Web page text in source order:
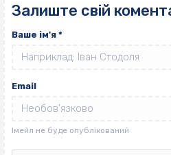
Залиште свій
Ваше ім'я *
Email